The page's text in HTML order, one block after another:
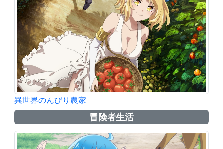
異世界のんびり農家
冒険者生活